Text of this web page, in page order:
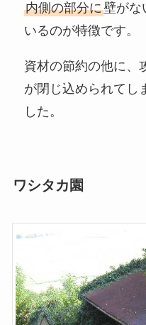
内側の部分に壁がな
いるのが特徴です。
資材の節約の他に、
が閉じ込められてし
した。
ワシタカ園